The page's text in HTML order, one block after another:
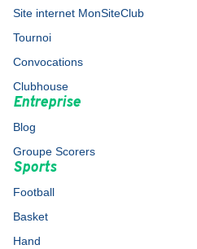
Site internet MonSiteClub
Tournoi
Convocations
Clubhouse
Entreprise
Blog
Groupe Scorers
Sports
Football
Basket
Hand